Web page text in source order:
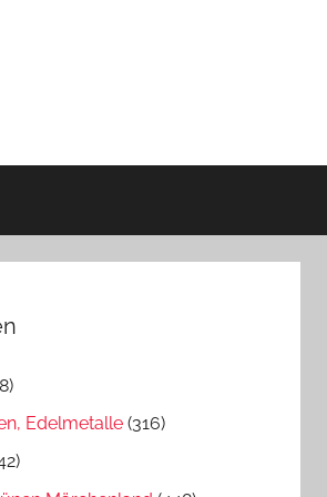
Edelmetalle (316)